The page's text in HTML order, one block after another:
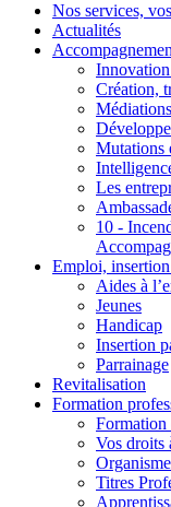
Nos services,
Actualités
Création,
Mutations
Les
10 -
Emploi,
Aides à
Jeunes
Handicap
Insertion
Parrainage
Revitalisation
Formation
Formation
Vos droits
Titres